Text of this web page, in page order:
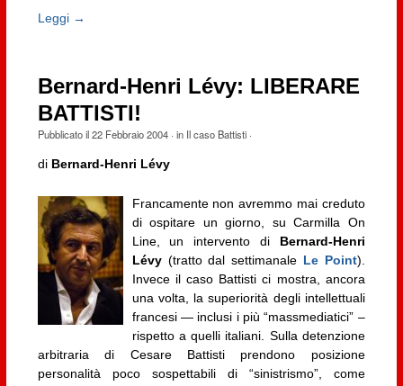
Leggi →
Bernard-Henri Lévy: LIBERARE
BATTISTI!
Pubblicato il22 Febbraio 2004· in Il caso Battisti·
di Bernard-Henri Lévy
Francamente non avremmo mai creduto
di ospitare un giorno, su Carmilla On
Line, un intervento di Bernard-Henri
Lévy(tratto dal settimanale Le Point).
Invece il caso Battisti ci mostra, ancora
una volta, la superiorità degli intellettuali
francesi — inclusi i più “massmediatici” –
rispetto a quelli italiani. Sulla detenzione
arbitraria di Cesare Battisti prendono posizione
personalità poco sospettabili di “sinistrismo”, come